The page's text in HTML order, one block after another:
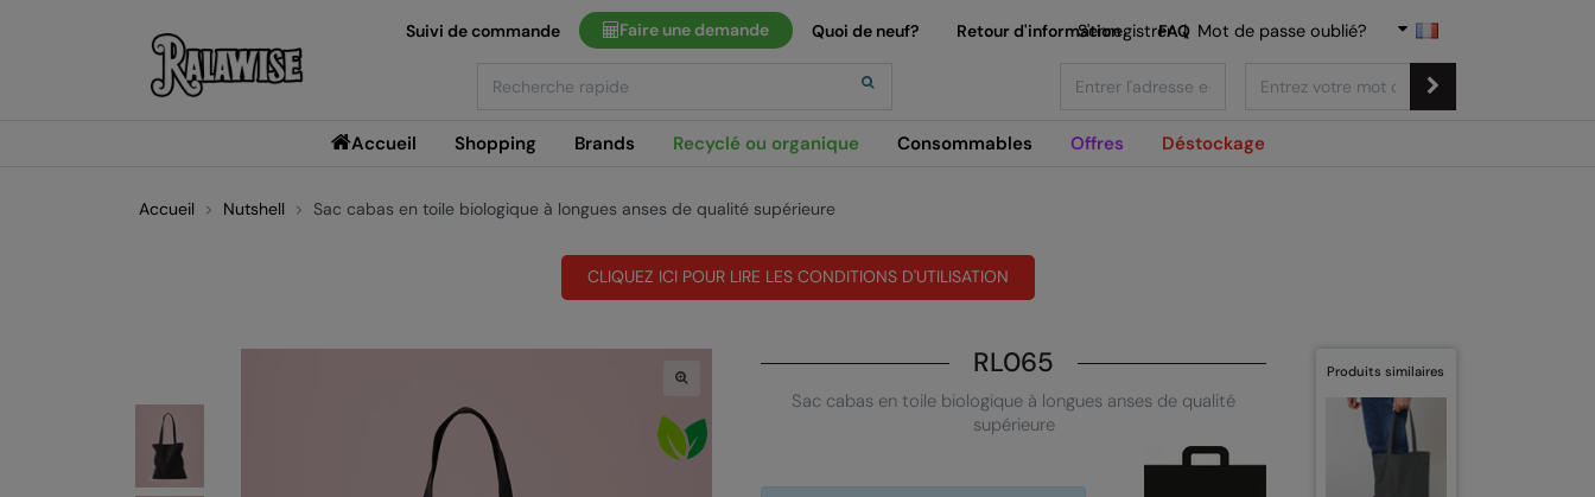
Accueil Shopping Brands Recyclé ou organique Consommables Offres Déstockage
Suivi de commande Faire une demande Quoi de neuf? Retour d'information FAQ
S'enregistrer | Mot de passe oublié?
Accueil Nutshell Sac cabas en toile biologique à longues anses de qualité supérieure
CLIQUEZ ICI POUR LIRE LES CONDITIONS D'UTILISATION
RL065
Sac cabas en toile biologique à longues anses de qualité
supérieure
Produits similaires